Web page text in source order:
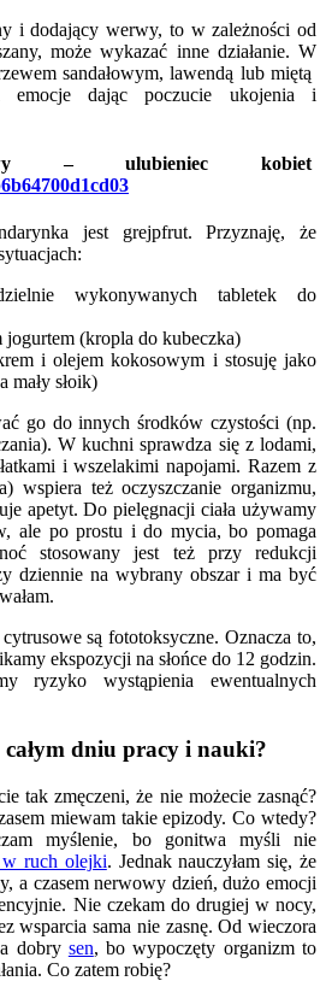
i dodający werwy, to w zależności od
może wykazać inne działanie. W
sandałowym, lawendą lub miętą
emocje dając poczucie ukojenia i
– ulubieniec kobiet
jest grejpfrut. Przyznaję, że
wykonywanych tabletek do
jogurtem (kropla do kubeczka)
i olejem kokosowym i stosuję jako
mały słoik)
go do innych środków czystości (np.
W kuchni sprawdza się z lodami,
i wszelakimi napojami. Razem z
wspiera też oczyszczanie organizmu,
apetyt. Do pielęgnacji ciała używamy
ale po prostu i do mycia, bo pomaga
stosowany jest też przy redukcji
dziennie na wybrany obszar i ma być
są fototoksyczne. Oznacza to,
ekspozycji na słońce do 12 godzin.
ryzyko wystąpienia ewentualnych
całym dniu pracy i nauki?
tak zmęczeni, że nie możecie zasnąć?
miewam takie epizody. Co wtedy?
myślenie, bo gonitwa myśli nie
ruch olejki. Jednak nauczyłam się, że
a czasem nerwowy dzień, dużo emocji
Nie czekam do drugiej w nocy,
wsparcia sama nie zasnę. Od wieczora
dobry sen, bo wypoczęty organizm to
Co zatem robię?